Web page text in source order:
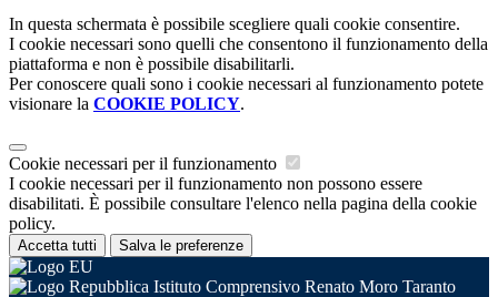
In questa schermata è possibile scegliere quali cookie consentire.
I cookie necessari sono quelli che consentono il funzionamento della
piattaforma e non è possibile disabilitarli.
Per conoscere quali sono i cookie necessari al funzionamento potete
visionare la COOKIE POLICY.
Cookie necessari per il funzionamento
I cookie necessari per il funzionamento non possono essere
disabilitati. È possibile consultare l'elenco nella pagina della cookie
policy.
Accetta tutti Salva le preferenze
Istituto Comprensivo Renato Moro Taranto